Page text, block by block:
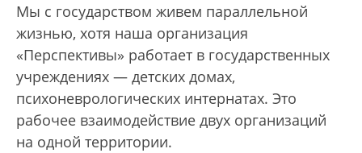
Мы с государством живем параллельной
жизнью, хотя наша организация
«Перспективы» работает в государственных
учреждениях — детских домах,
психоневрологических интернатах. Это
рабочее взаимодействие двух организаций
на одной территории.